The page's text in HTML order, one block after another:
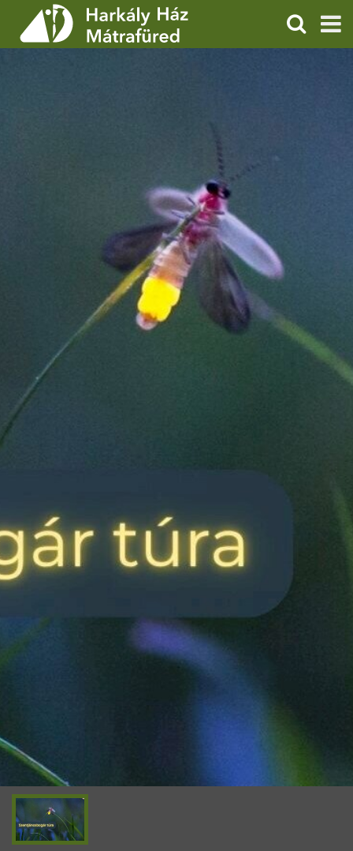
ÁRAK, NYITVATARTÁS
KERESÉS